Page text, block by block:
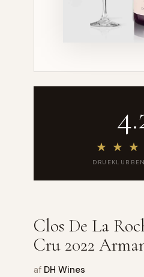
★ ★ ★
Clos De La
Cru 2022
af DH Wines